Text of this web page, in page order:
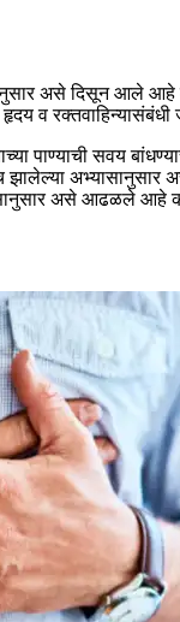
असे दिसून आले
व
पाण्याची सवय
झालेल्या अभ्यासानुसार
असे आढळले